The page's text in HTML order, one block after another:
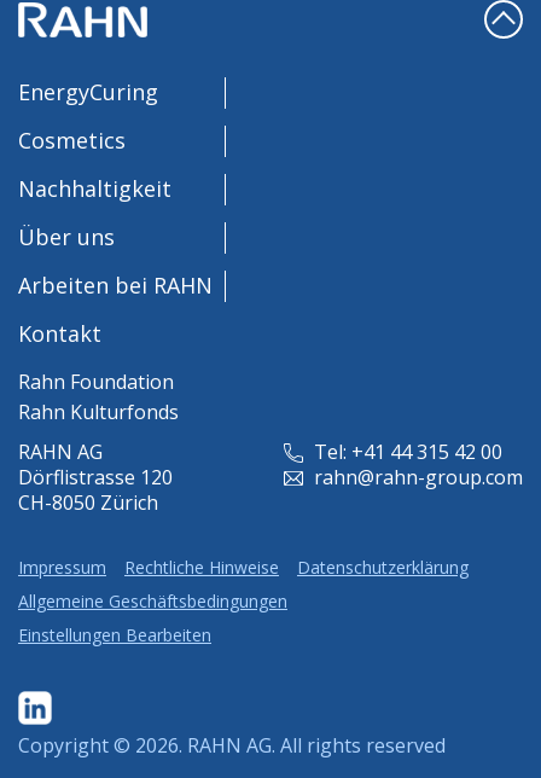
RAHN AG
Dörflistrasse 120
CH-8050 Zürich
Tel: +41 44 315 42 00
rahn@rahn-group.com
EnergyCuring
Cosmetics
Nachhaltigkeit
Über uns
Arbeiten bei RAHN
Kontakt
Rahn Foundation
Rahn Kulturfonds
Impressum Rechtliche Hinweise
Datenschutzerklärung
Allgemeine Geschäftsbedingungen
Einstellungen Bearbeiten
Copyright © 2026. RAHN AG. All rights reserved